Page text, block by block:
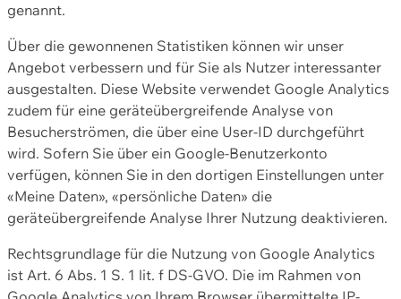
genannt.
Über die gewonnenen Statistiken können wir unser
Angebot verbessern und für Sie als Nutzer interessanter
ausgestalten. Diese Website verwendet Google Analytics
zudem für eine geräteübergreifende Analyse von
Besucherströmen, die über eine User-ID durchgeführt
wird. Sofern Sie über ein Google-Benutzerkonto
verfügen, können Sie in den dortigen Einstellungen unter
«Meine Daten», «persönliche Daten» die
geräteübergreifende Analyse Ihrer Nutzung deaktivieren.
Rechtsgrundlage für die Nutzung von Google Analytics
ist Art. 6 Abs. 1 S. 1 lit. f DS-GVO. Die im Rahmen von